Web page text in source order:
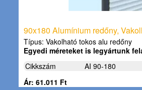
90x180 Alumínium redőny,
Típus: Vakolható tokos alu redőny
Egyedi méreteket is legyártunk
Cikkszám
AI 90-180
Ár: 61.011 Ft